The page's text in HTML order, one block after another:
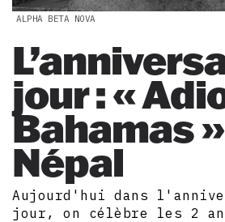
ALPHA BETA NOVA
jour : «
Bahamas
Népal
Aujourd'hui dans
jour, on célèbre les 2